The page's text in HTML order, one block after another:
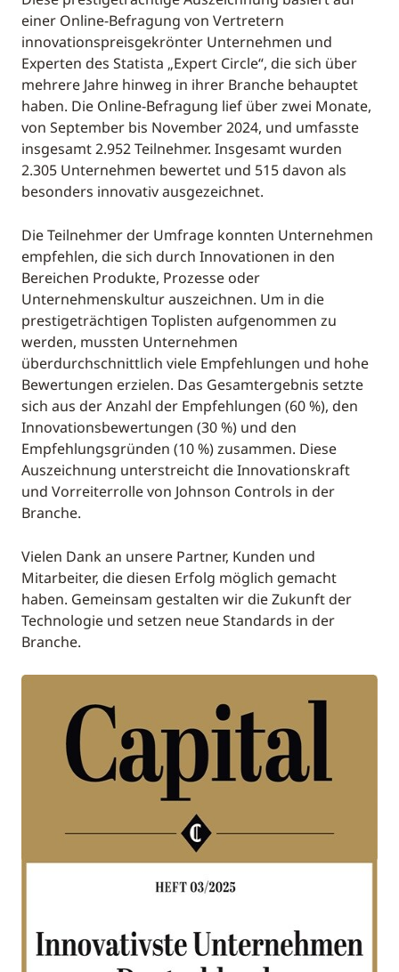
einer Online-Befragung von Vertretern
innovationspreisgekrönter Unternehmen und
Experten des Statista „Expert Circle“, die sich über
mehrere Jahre hinweg in ihrer Branche behauptet
haben. Die Online-Befragung lief über zwei Monate,
von September bis November 2024, und umfasste
insgesamt 2.952 Teilnehmer. Insgesamt wurden
2.305 Unternehmen bewertet und 515 davon als
besonders innovativ ausgezeichnet.
Die Teilnehmer der Umfrage konnten Unternehmen
empfehlen, die sich durch Innovationen in den
Bereichen Produkte, Prozesse oder
Unternehmenskultur auszeichnen. Um in die
prestigeträchtigen Toplisten aufgenommen zu
werden, mussten Unternehmen
überdurchschnittlich viele Empfehlungen und hohe
Bewertungen erzielen. Das Gesamtergebnis setzte
sich aus der Anzahl der Empfehlungen (60 %), den
Innovationsbewertungen (30 %) und den
Empfehlungsgründen (10 %) zusammen. Diese
Auszeichnung unterstreicht die Innovationskraft
und Vorreiterrolle von Johnson Controls in der
Branche.
Vielen Dank an unsere Partner, Kunden und
Mitarbeiter, die diesen Erfolg möglich gemacht
haben. Gemeinsam gestalten wir die Zukunft der
Technologie und setzen neue Standards in der
Branche.